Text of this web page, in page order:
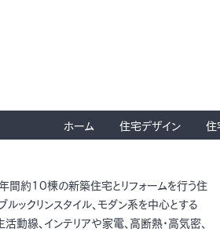
ホーム 住宅デザイン 住
年間約10棟の新築住宅とリフォームを行う住
ックリンスタイル、モダン系を中心とする
活動線、インテリアや家電、高断熱・高気密、